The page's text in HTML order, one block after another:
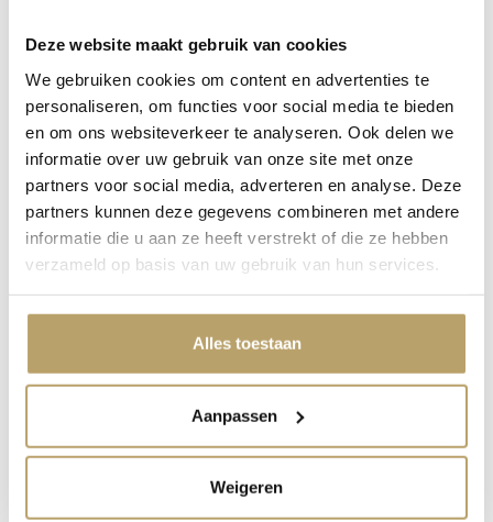
Deze website maakt gebruik van cookies
We gebruiken cookies om content en advertenties te
personaliseren, om functies voor social media te bieden
en om ons websiteverkeer te analyseren. Ook delen we
informatie over uw gebruik van onze site met onze
partners voor social media, adverteren en analyse. Deze
partners kunnen deze gegevens combineren met andere
informatie die u aan ze heeft verstrekt of die ze hebben
verzameld op basis van uw gebruik van hun services.
Alles toestaan
Aanpassen
Weigeren
Opvulstuk 10mm - grijs
3,95
Handig om mee te bestellen